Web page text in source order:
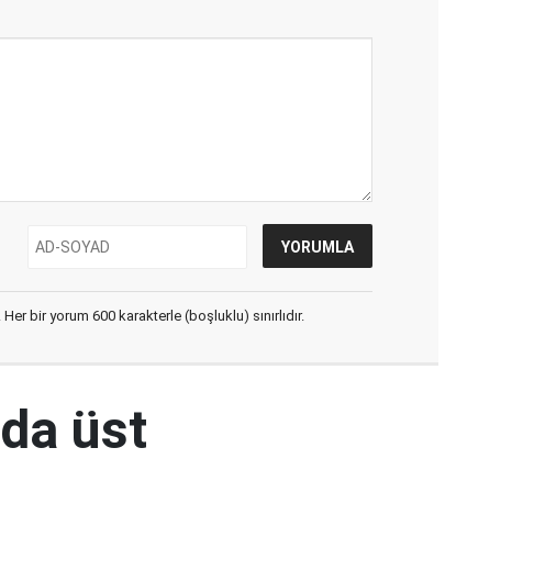
bir yorum 600 karakterle (boşluklu) sınırlıdır.
üst